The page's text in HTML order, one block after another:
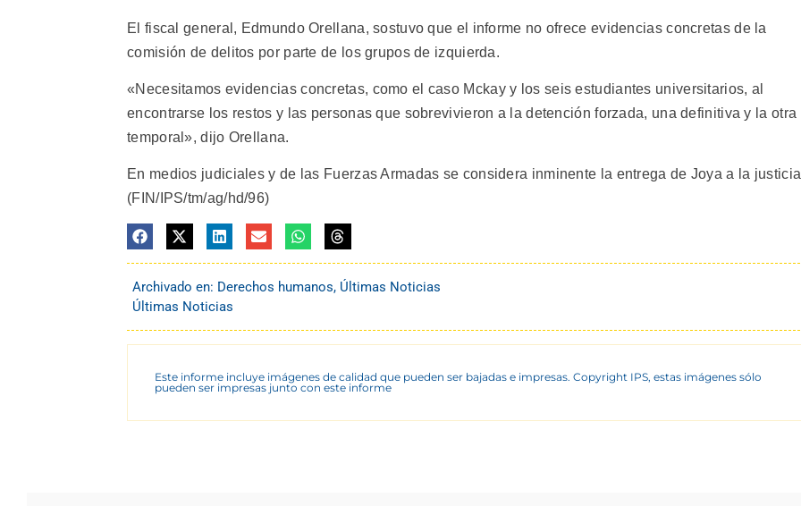
El fiscal general, Edmundo Orellana, sostuvo que el informe no ofrece evidencias concretas de la
comisión de delitos por parte de los grupos de izquierda.
«Necesitamos evidencias concretas, como el caso Mckay y los seis estudiantes universitarios, al
encontrarse los restos y las personas que sobrevivieron a la detención forzada, una definitiva y la otra
temporal», dijo Orellana.
En medios judiciales y de las Fuerzas Armadas se considera inminente la entrega de Joya a la
(FIN/IPS/tm/ag/hd/96)
Archivado en: Derechos humanos, Últimas Noticias
Últimas Noticias
Este informe incluye imágenes de calidad que pueden ser bajadas e impresas. Copyright IPS, estas imágenes sólo
pueden ser impresas junto con este informe